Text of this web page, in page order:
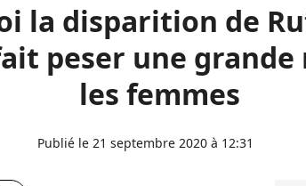
la disparition de
peser une grande
les femmes
Publié le 21 septembre 2020 à 12:31